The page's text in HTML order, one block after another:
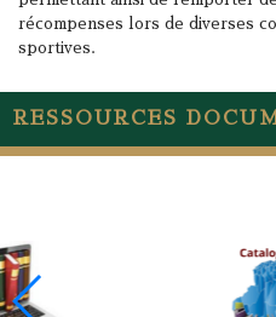
récompenses lors de diverses
sportives.
RESSOURCES